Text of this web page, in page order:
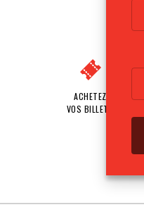
ACHETEZ
VOS BILLETS